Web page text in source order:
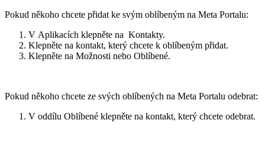
Pokud někoho chcete přidat ke svým oblíbeným na Meta Portalu:
V Aplikacích klepněte na Kontakty.
Klepněte na kontakt, který chcete k oblíbeným přidat.
Klepněte na Možnosti nebo Oblíbené.
Pokud někoho chcete ze svých oblíbených na Meta Portalu odebrat:
V oddílu Oblíbené klepněte na kontakt, který chcete odebrat.